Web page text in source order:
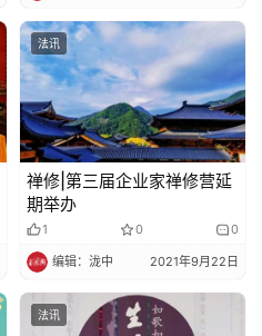
法讯
禅修|第三届企业家禅修营延
期举办
1 0 0
编辑：泷中 2021年9月22日
法讯